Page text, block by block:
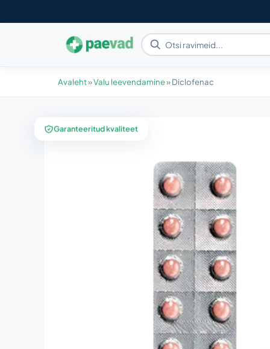
Avaleht»Valu leevendamine»Diclofenac
Garanteeritud kvaliteet